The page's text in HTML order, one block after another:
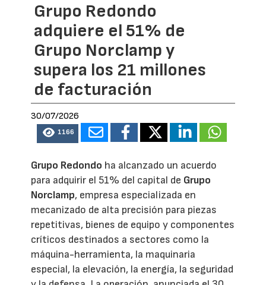
Grupo Redondo
adquiere el 51% de
Grupo Norclamp y
supera los 21 millones
de facturación
30/07/2026
1166
Grupo Redondo ha alcanzado un acuerdo
para adquirir el 51% del capital de Grupo
Norclamp, empresa especializada en
mecanizado de alta precisión para piezas
repetitivas, bienes de equipo y componentes
críticos destinados a sectores como la
máquina-herramienta, la maquinaria
especial, la elevación, la energía, la seguridad